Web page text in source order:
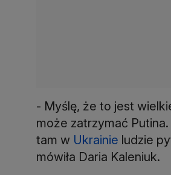
- Myślę, że to jest
może zatrzymać
tam w Ukrainie ludzie
mówiła Daria Kaleniuk.